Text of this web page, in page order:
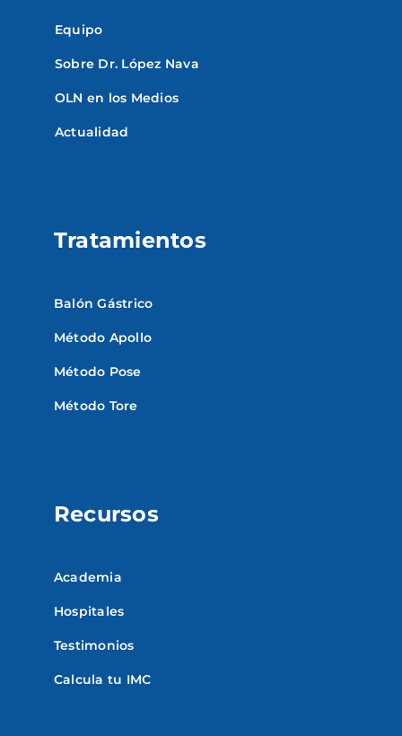
Equipo
Sobre Dr. López Nava
OLN en los Medios
Actualidad
Tratamientos
Balón Gástrico
Método Apollo
Método Pose
Método Tore
Recursos
Academia
Hospitales
Testimonios
Calcula tu IMC